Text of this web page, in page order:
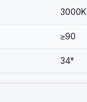
3000K
≥90
34°